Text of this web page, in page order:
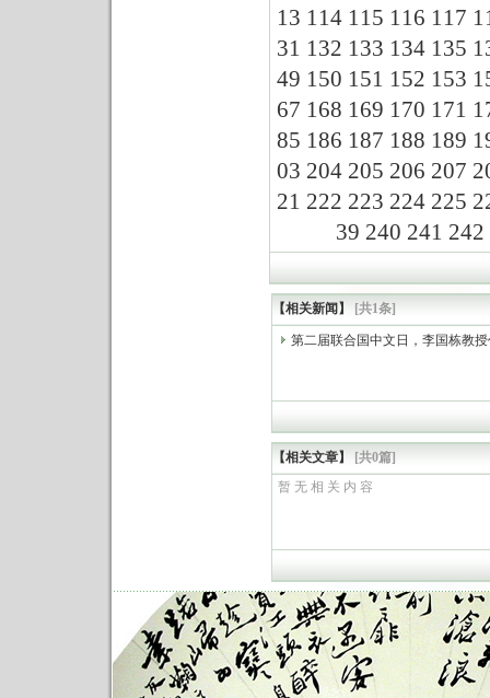
13 114 115 116 117
31 132 133 134 135
49 150 151 152 153
67 168 169 170 171
85 186 187 188 189
03 204 205 206 207
21 222 223 224 225
39 240 241 242
【相关新闻】 [共1条]
第二届联合国中文日，李国栋教
【相关文章】
[共0篇]
暂 无 相 关 内 容